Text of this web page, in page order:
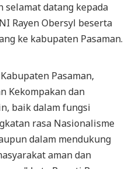
selamat datang kepada
Rayen Obersyl beserta
ke kabupaten Pasaman.
Pasaman,
Kekompakan dan
baik dalam fungsi
rasa Nasionalisme
dalam mendukung
aman dan